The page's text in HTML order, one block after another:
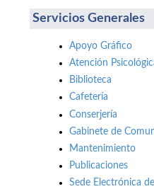
Servicios Generales
Apoyo Gráfico
Atención
Biblioteca
Cafetería
Conserjería
Gabinete de
Mantenimiento
Publicaciones
Sede Electrónica